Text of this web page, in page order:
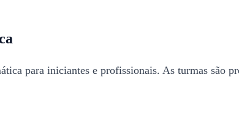
para iniciantes e profissionais. As turmas são